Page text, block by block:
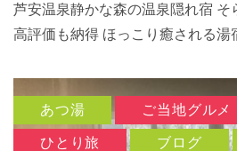
芦安温泉静かな森の温泉隠れ宿 そ
高評価も納得 ほっこり癒される湯
あつ湯 ご当地グルメ
ひとり旅 ブログ